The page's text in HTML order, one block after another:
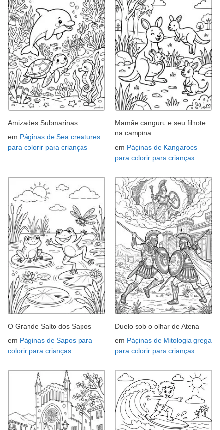
Amizades Submarinas
em Páginas de Sea creatures
para colorir para crianças
Mamãe canguru e seu filhote
na campina
em Páginas de Kangaroos
para colorir para crianças
O Grande Salto dos Sapos
em Páginas de Sapos para
colorir para crianças
Duelo sob o olhar de Atena
em Páginas de Mitologia grega
para colorir para crianças